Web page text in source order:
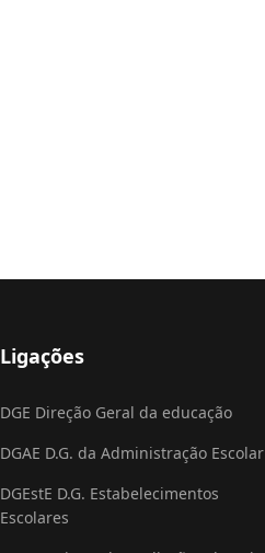
Ligações
DGE Direção Geral da educação
DGAE D.G. da Administração Escolar
DGEstE D.G. Estabelecimentos
Escolares